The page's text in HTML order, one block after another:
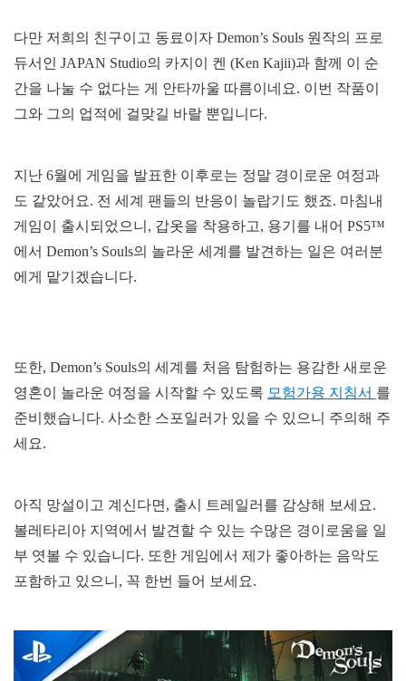
다만 저희의 친구이고 동료이자 Demon’s Souls 원작의 프로
듀서인 JAPAN Studio의 카지이 켄 (Ken Kajii)과 함께 이 순
간을 나눌 수 없다는 게 안타까울 따름이네요. 이번 작품이
그와 그의 업적에 걸맞길 바랄 뿐입니다.
지난 6월에 게임을 발표한 이후로는 정말 경이로운 여정과
도 같았어요. 전 세계 팬들의 반응이 놀랍기도 했죠. 마침내
게임이 출시되었으니, 갑옷을 착용하고, 용기를 내어 PS5™
에서 Demon’s Souls의 놀라운 세계를 발견하는 일은 여러분
에게 맡기겠습니다.
또한, Demon’s Souls의 세계를 처음 탐험하는 용감한 새로운
영혼이 놀라운 여정을 시작할 수 있도록 모험가용 지침서 를
준비했습니다. 사소한 스포일러가 있을 수 있으니 주의해 주
세요.
아직 망설이고 계신다면, 출시 트레일러를 감상해 보세요.
볼레타리아 지역에서 발견할 수 있는 수많은 경이로움을 일
부 엿볼 수 있습니다. 또한 게임에서 제가 좋아하는 음악도
포함하고 있으니, 꼭 한번 들어 보세요.